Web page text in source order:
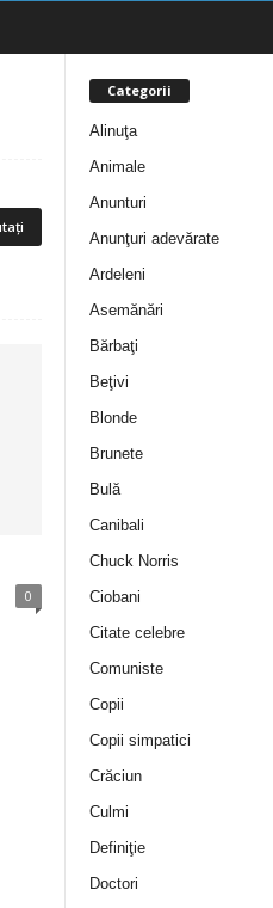
0
Categorii
Alinuţa
Animale
Anunturi
Anunţuri adevărate
Ardeleni
Asemănări
Bărbaţi
Beţivi
Blonde
Brunete
Bulă
Canibali
Chuck Norris
Ciobani
Citate celebre
Comuniste
Copii
Copii simpatici
Crăciun
Culmi
Definiţie
Doctori